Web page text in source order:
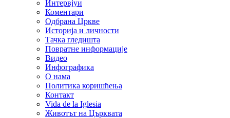
Интервјуи
Коментари
Одбрана Цркве
Историја и личности
Тачка гледишта
Повратне информације
Видео
Инфографика
О нама
Политика коришћења
Контакт
Vida de la Iglesia
Животът на Църквата